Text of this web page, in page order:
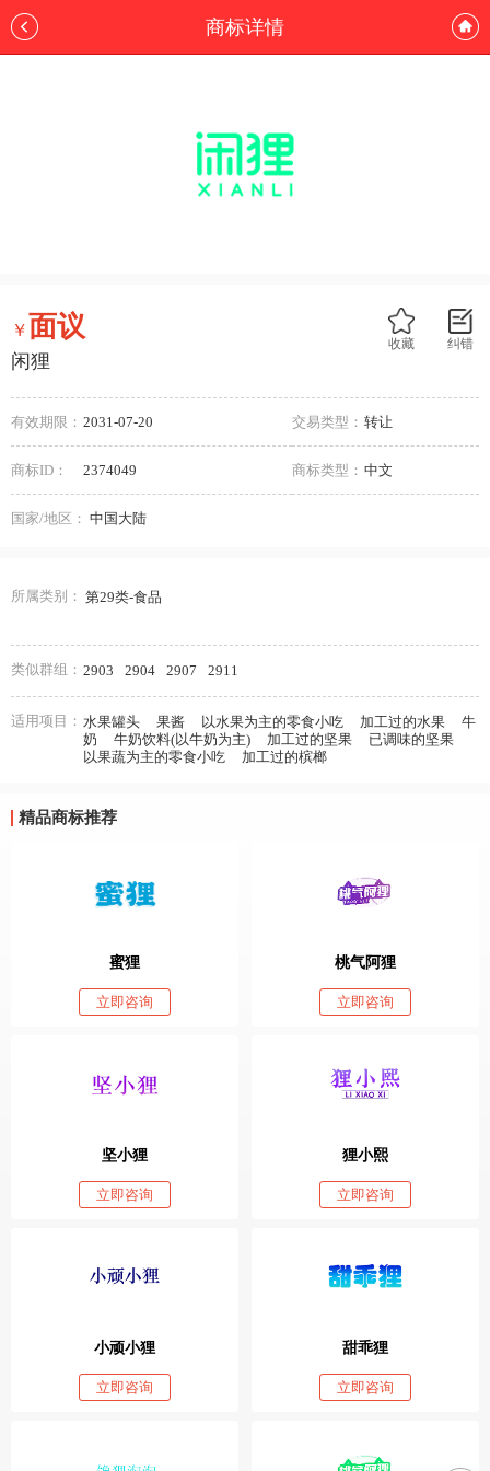
商标详情
纠错
收藏
￥面议
闲狸
有效期限： 2031-07-20 交易类型： 转让
商标ID： 2374049 商标类型： 中文
国家/地区： 中国大陆
所属类别： 第29类-食品
类似群组： 2903 2904 2907 2911
适用项目： 水果罐头 果酱 以水果为主的零食小吃 加工过的水果
牛
奶
牛奶饮料(以牛奶为主) 加工过的坚果
已调味的坚果
以果蔬为主的零食小吃
加工过的槟榔
精品商标推荐
蜜狸
立即咨询
桃气阿狸
立即咨询
坚小狸
立即咨询
狸小熙
立即咨询
小顽小狸
立即咨询
甜乖狸
立即咨询